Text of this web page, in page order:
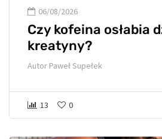
06/08/2026
Czy kofeina osłabia
kreatyny?
Autor Paweł Supełek
13 0